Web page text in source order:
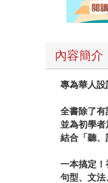
內容簡介
專為華人
全書除了有
並為初學者
結合「聽
一本搞定！
句型、文法